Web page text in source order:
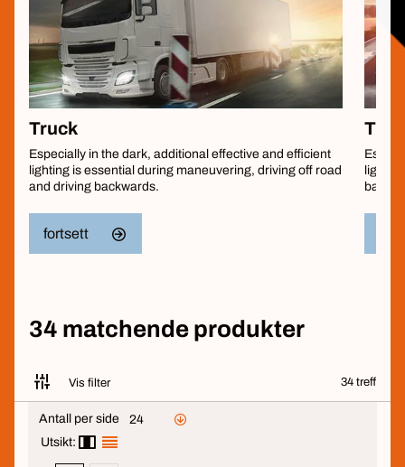
Truck
Especially in the dark, additional effective and efficient
lighting is essential during maneuvering, driving off road
and driving backwards.
fortsett
34 matchende produkter
Vis filter 34 treff
Antall per side
24
Utsikt: